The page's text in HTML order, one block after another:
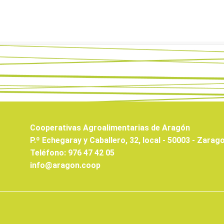
Cooperativas Agroalimentarias de Aragón
P.º Echegaray y Caballero, 32, local - 50003 -
Teléfono: 976 47 42 05
info@aragon.coop